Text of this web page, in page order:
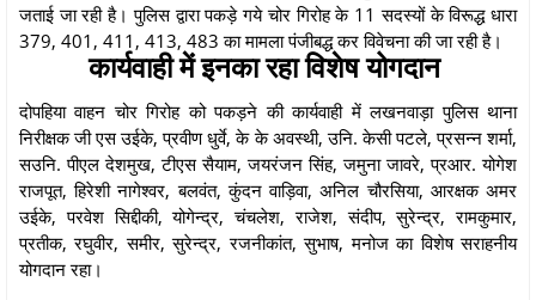
जताई जा रही है। पुलिस द्वारा पकड़े गये चोर गिरोह के 11 सदस्यों के विरूद्ध धारा
379, 401, 411, 413, 483 का मामला पंजीबद्ध कर विवेचना की जा रही है।
कार्यवाही में इनका रहा विशेष योगदान
दोपहिया वाहन चोर गिरोह को पकड़ने की कार्यवाही में लखनवाड़ा पुलिस थाना
निरीक्षक जी एस उईके, प्रवीण धुर्वे, के के अवस्थी, उनि. केसी पटले, प्रसन्न शर्मा,
सउनि. पीएल देशमुख, टीएस सैयाम, जयरंजन सिंह, जमुना जावरे, प्रआर. योगेश
राजपूत, हिरेशी नागेश्वर, बलवंत, कुंदन वाड़िवा, अनिल चौरसिया, आरक्षक अमर
उईके, परवेश सिद्दीकी, योगेन्द्र, चंचलेश, राजेश, संदीप, सुरेन्द्र, रामकुमार,
प्रतीक, रघुवीर, समीर, सुरेन्द्र, रजनीकांत, सुभाष, मनोज का विशेष सराहनीय
योगदान रहा।